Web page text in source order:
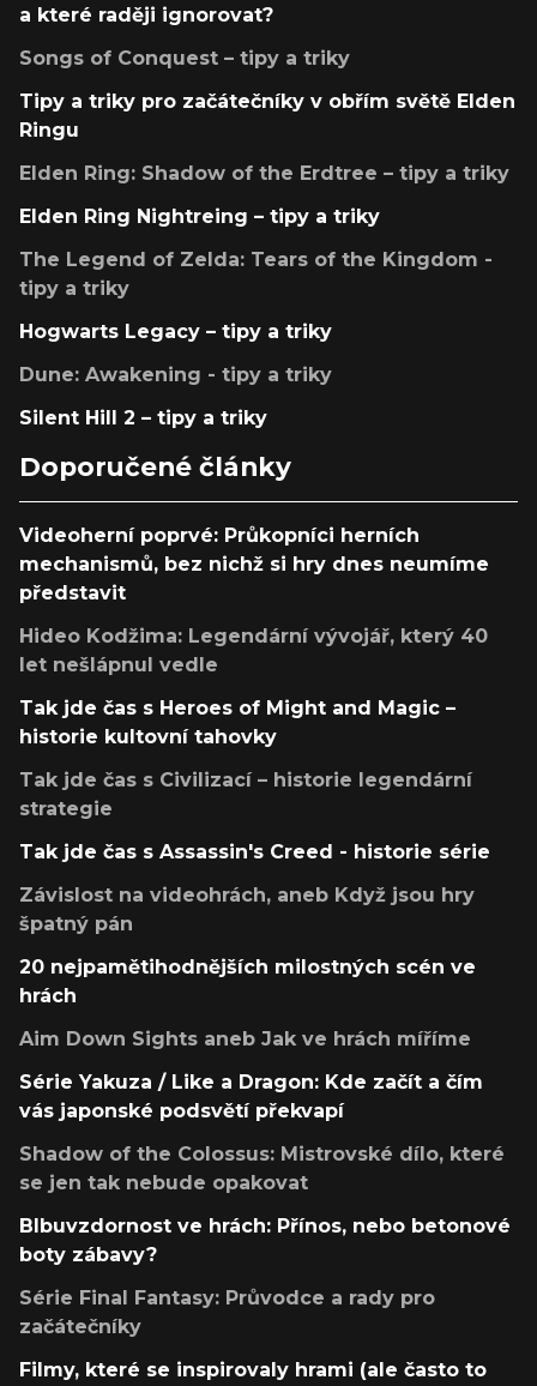
a které raději ignorovat?
Songs of Conquest – tipy a triky
Tipy a triky pro začátečníky v obřím světě Elden
Ringu
Elden Ring: Shadow of the Erdtree – tipy a triky
Elden Ring Nightreing – tipy a triky
The Legend of Zelda: Tears of the Kingdom -
tipy a triky
Hogwarts Legacy – tipy a triky
Dune: Awakening - tipy a triky
Silent Hill 2 – tipy a triky
Doporučené články
Videoherní poprvé: Průkopníci herních
mechanismů, bez nichž si hry dnes neumíme
představit
Hideo Kodžima: Legendární vývojář, který 40
let nešlápnul vedle
Tak jde čas s Heroes of Might and Magic –
historie kultovní tahovky
Tak jde čas s Civilizací – historie legendární
strategie
Tak jde čas s Assassin's Creed - historie série
Závislost na videohrách, aneb Když jsou hry
špatný pán
20 nejpamětihodnějších milostných scén ve
hrách
Aim Down Sights aneb Jak ve hrách míříme
Série Yakuza / Like a Dragon: Kde začít a čím
vás japonské podsvětí překvapí
Shadow of the Colossus: Mistrovské dílo, které
se jen tak nebude opakovat
Blbuvzdornost ve hrách: Přínos, nebo betonové
boty zábavy?
Série Final Fantasy: Průvodce a rady pro
začátečníky
Filmy, které se inspirovaly hrami (ale často to